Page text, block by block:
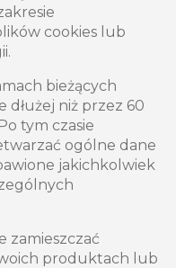
cookies lub
bieżących
dłużej niż przez 60
tym czasie
ogólne dane
jakichkolwiek
zamieszczać
produktach lub